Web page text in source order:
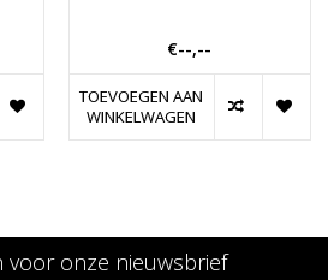
€--,--
TOEVOEGEN AAN
WINKELWAGEN
voor onze nieuwsbrief